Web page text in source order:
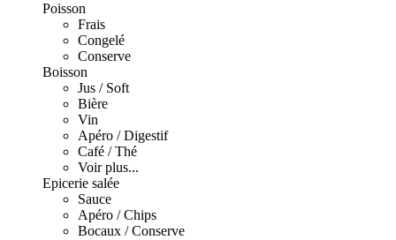
Poisson
Frais
Congelé
Conserve
Boisson
Jus / Soft
Bière
Vin
Apéro / Digestif
Café / Thé
Voir plus...
Epicerie salée
Sauce
Apéro / Chips
Bocaux / Conserve